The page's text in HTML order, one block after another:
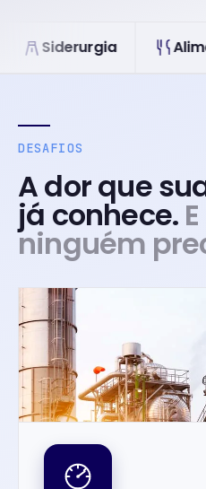
Alimentícia
DESAFIOS
A dor que
já conhece.
ninguém